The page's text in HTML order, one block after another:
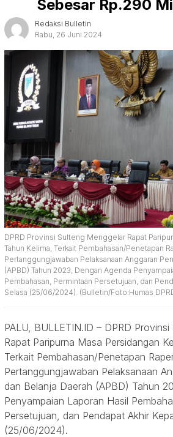
Sebesar Rp.290
Redaksi Bulletin
Rabu, 26 Juni 2024
DPRD Provinsi Sulteng Menggelar Rapat
Tahun Kelima, Terkait Pembahasan/Penetapan
Pertanggungjawaban Pelaksanaan Anggaran
(APBD) Tahun 2023, Dengan Agenda
Pembahasan, Permintaan Persetujuan, dan
Selasa (25/06/2024). (Bulletin/Foto:Humas
PALU, BULLETIN.ID – DPRD
Rapat Paripurna Masa Persidangan
Terkait Pembahasan/Penetapan
Pertanggungjawaban Pelaksanaan
dan Belanja Daerah (APBD) Tahun
Penyampaian Laporan Hasil
Persetujuan, dan Pendapat Akhir
(25/06/2024).